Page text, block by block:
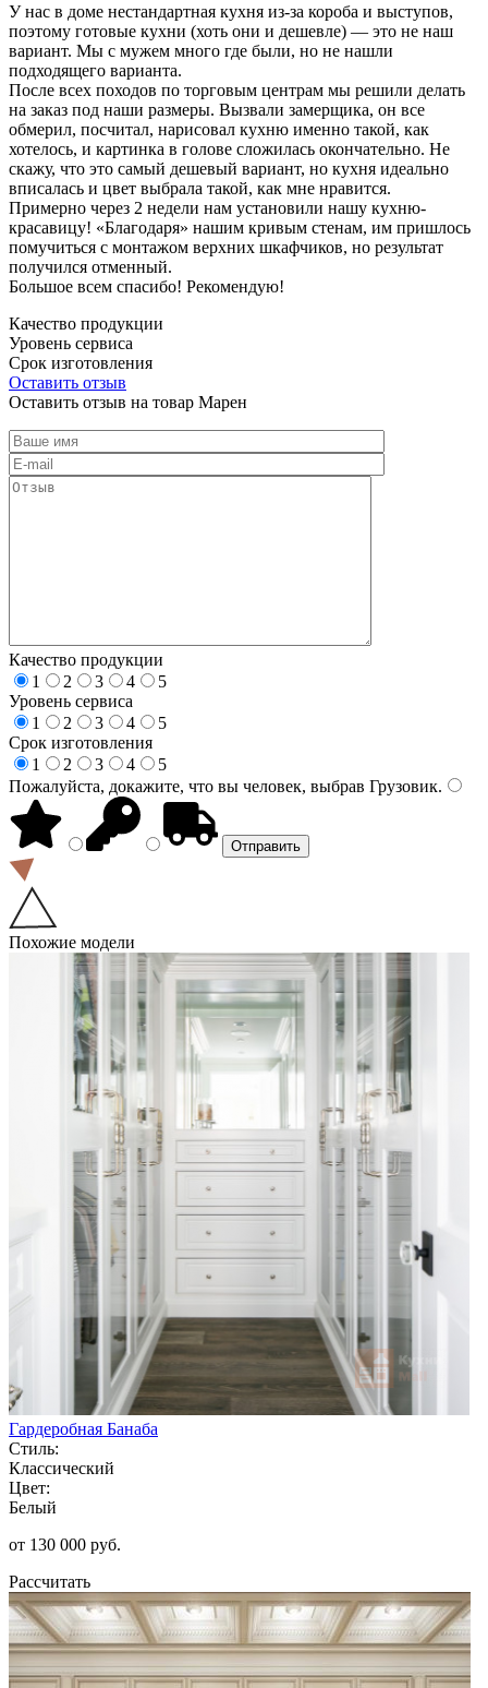
У нас в доме нестандартная кухня из-за короба и выступов,
поэтому готовые кухни (хоть они и дешевле) — это не наш
вариант. Мы с мужем много где были, но не нашли
подходящего варианта.
После всех походов по торговым центрам мы решили делать
на заказ под наши размеры. Вызвали замерщика, он все
обмерил, посчитал, нарисовал кухню именно такой, как
хотелось, и картинка в голове сложилась окончательно. Не
скажу, что это самый дешевый вариант, но кухня идеально
вписалась и цвет выбрала такой, как мне нравится.
Примерно через 2 недели нам установили нашу кухню-
красавицу! «Благодаря» нашим кривым стенам, им пришлось
помучиться с монтажом верхних шкафчиков, но результат
получился отменный.
Большое всем спасибо! Рекомендую!
Качество продукции
Уровень сервиса
Срок изготовления
Оставить отзыв
Оставить отзыв на товар Марен
Качество продукции
1
2 3 4
5
Уровень сервиса
1
2 3 4
5
Срок изготовления
1
2 3 4
5
Пожалуйста, докажите, что вы человек, выбрав Грузовик.
Похожие модели
Гардеробная Банаба
Стиль:
Классический
Цвет:
Белый
от 130 000 руб.
Рассчитать